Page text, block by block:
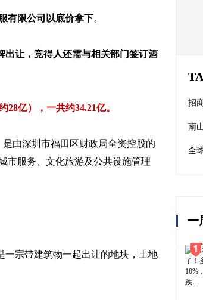
有限公司以底价拿下。
出让，竞得人还需与相关部门签订酒
亿），一共约34.21亿。
由深圳市福田区财政局全资控股的
市服务、文化旅游及公共设施管理
一宗带建筑物一起出让的地块，土地
招
2.35
南
产
全
一